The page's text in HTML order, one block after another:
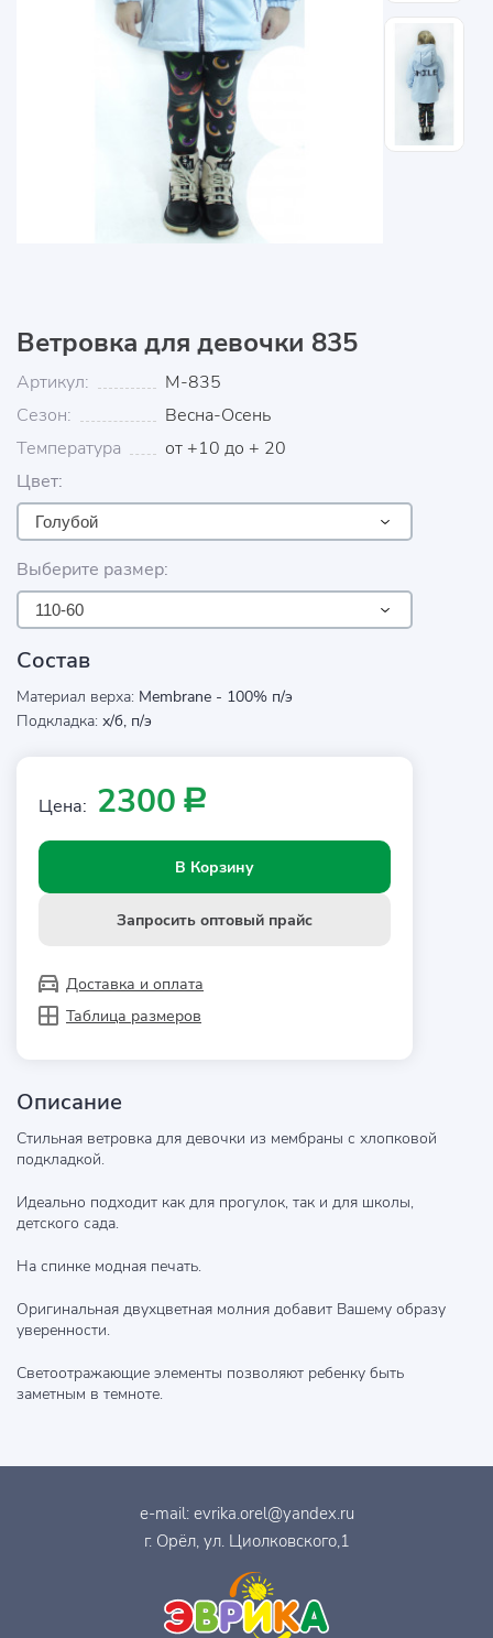
Ветровка для девочки 835
Артикул:
М-835
Сезон:
Весна-Осень
Температура
от +10 до + 20
Цвет:
Голубой
Выберите размер:
110-60
Состав
Материал верха: Membrane - 100% п/э
Подкладка: х/б, п/э
Цена: 2300 Р
В Корзину
Запросить оптовый прайс
Доставка и оплата
Таблица размеров
Описание
Стильная ветровка для девочки из мембраны с хлопковой
подкладкой.
Идеально подходит как для прогулок, так и для школы,
детского сада.
На спинке модная печать.
Оригинальная двухцветная молния добавит Вашему образу
уверенности.
Светоотражающие элементы позволяют ребенку быть
заметным в темноте.
e-mail: evrika.orel@yandex.ru
г. Орёл, ул. Циолковского,1